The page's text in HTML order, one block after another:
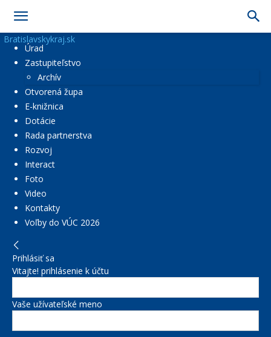
Bratislavskykraj.sk
Úrad
Zastupiteľstvo
Archív
Otvorená župa
E-knižnica
Dotácie
Rada partnerstva
Rozvoj
Interact
Foto
Video
Kontakty
Voľby do VÚC 2026
Prihlásiť sa
Vitajte! prihlásenie k účtu
Vaše užívateľské meno